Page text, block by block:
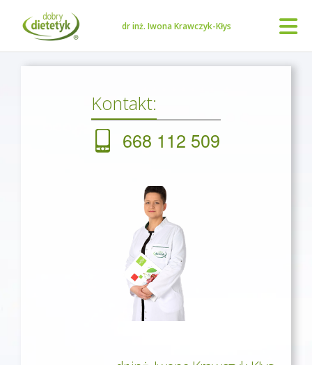
dr inż. Iwona Krawczyk-Kłys
Kontakt:
668 112 509